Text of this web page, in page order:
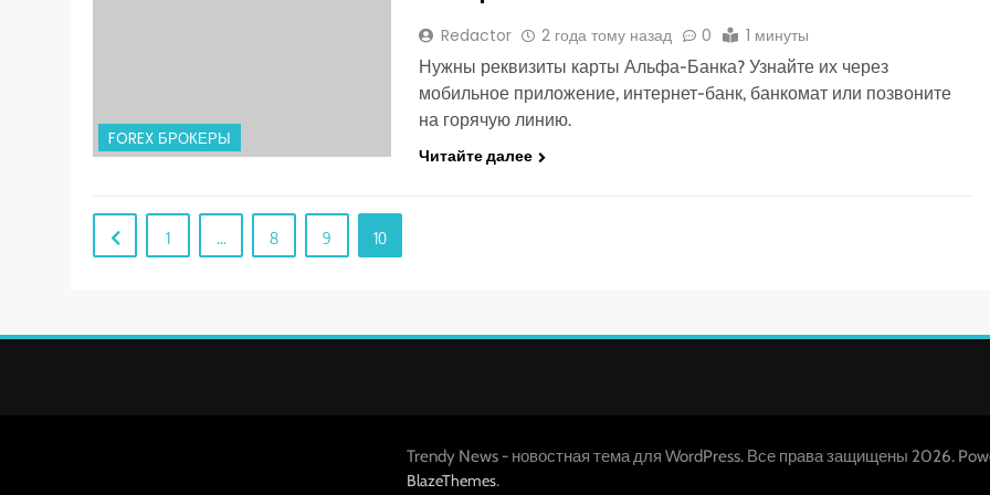
FOREX БРОКЕРЫ
Redactor 2 года тому назад 0 1 минуты
Нужны реквизиты карты Альфа-Банка? Узнайте их через
мобильное приложение, интернет-банк, банкомат или позвоните
на горячую линию.
Читайте далее
1 … 8 9 10
Trendy News - новостная тема для WordPress. Все права защищены 2026.
BlazeThemes.